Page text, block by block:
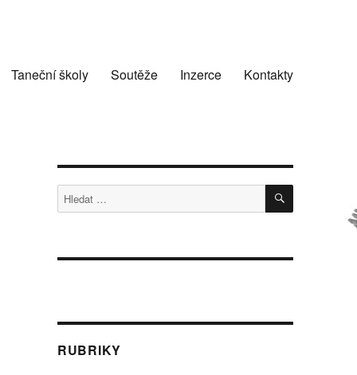
Taneční školy Soutěže Inzerce Kontakty
Hledat: HLEDÁNÍ
RUBRIKY